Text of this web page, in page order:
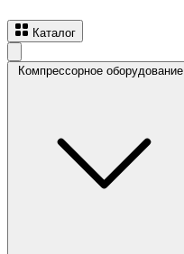
Каталог
Компрессорное оборудование